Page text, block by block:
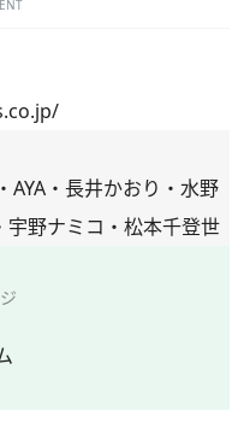
AYA・長井かおり・水野
野ナミコ・松本千登世